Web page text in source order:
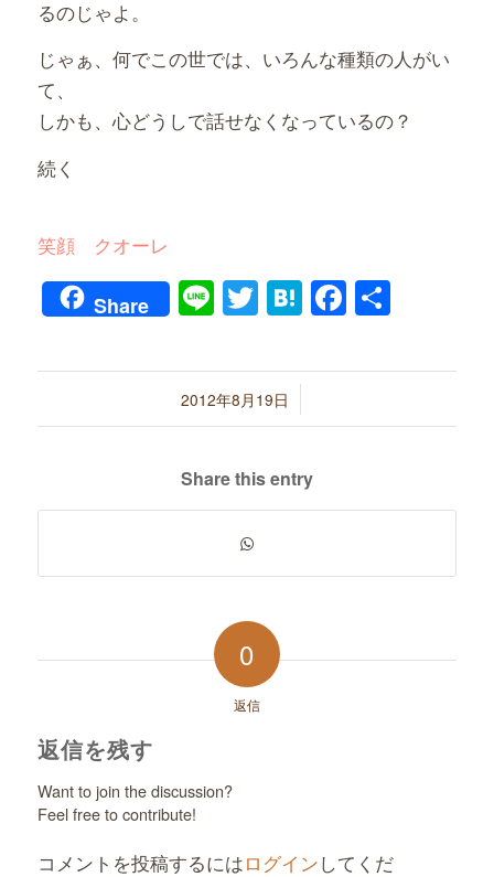
るのじゃよ。
じゃぁ、何でこの世では、いろんな種類の人がい
て、
しかも、心どうしで話せなくなっているの？
続く
笑顔 クオーレ
Share LineTwitter
Hatena共
2012年8月19日
/
Share this entry
0
返信
返信を残す
Want to join the discussion?
Feel free to contribute!
コメントを投稿するにはログインしてくだ